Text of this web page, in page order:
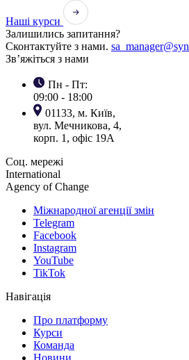
Наші курси
Залишились запитання?
Сконтактуйте з нами.
Зв’яжіться з нами
Пн - Пт:
09:00 - 18:00
01133, м. Київ,
вул. Мечникова, 4,
корп. 1, офіс 19А
Соц. мережі
International
Agency of Change
Міжнародної агенції змін
Telegram
Facebook
Instagram
YouTube
TikTok
Навігація
Про платформу
Курси
Команда